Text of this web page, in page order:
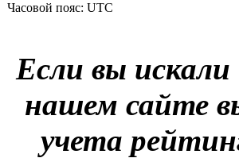
Часовой пояс: UTC
Если вы
нашем сайте
учета